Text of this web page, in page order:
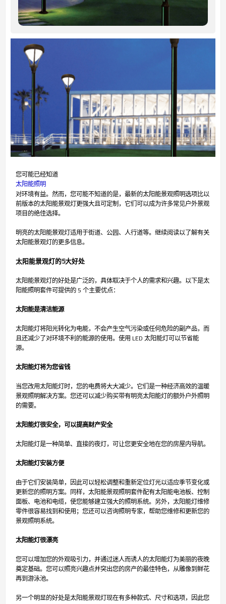
您可能已经知道
太阳能照明
对环境有益。然而，您可能不知道的是，最新的太阳能景观照明选项比以
前版本的太阳能景观灯更强大且可定制，它们可以成为许多常见户外景观
项目的绝佳选择。
明亮的太阳能景观灯适用于街道、公园、人行道等。继续阅读以了解有关
太阳能景观灯的更多信息。
太阳能景观灯的5大好处
太阳能景观灯的好处是广泛的，具体取决于个人的需求和兴趣。以下是太
阳能照明套件可提供的 5 个主要优点：
太阳能是清洁能源
太阳能灯将阳光转化为电能，不会产生空气污染或任何危险的副产品，而
且还减少了对环境不利的能源的使用。使用 LED 太阳能灯可以节省能
源。
太阳能灯将为您省钱
当您改用太阳能灯时，您的电费将大大减少。它们是一种经济高效的温暖
景观照明解决方案。您还可以减少购买带有明亮太阳能灯的额外户外照明
的需要。
太阳能灯很安全，可以提高财产安全
太阳能灯是一种简单、直接的夜灯，可让您更安全地在您的房屋内导航。
太阳能灯安装方便
由于它们安装简单，因此可以轻松调整和重新定位灯光以适应季节变化或
更新您的照明方案。同样，太阳能景观照明套件配有太阳能电池板、控制
面板、电池和电缆，使您能够建立强大的照明系统。另外，太阳能灯维修
零件很容易找到和使用；您还可以咨询照明专家，帮助您维修和更新您的
景观照明系统。
太阳能灯很漂亮
您可以增加您的外观吸引力，并通过迷人而诱人的太阳能灯为美丽的夜晚
奠定基础。您可以照亮兴趣点并突出您的房产的最佳特色，从雕像到鲜花
再到游泳池。
另一个明显的好处是太阳能景观灯现在有多种款式、尺寸和选项，因此您